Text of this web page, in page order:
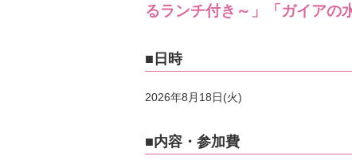
るランチ付き～」「ガイアの
■日時
2026年8月18日(火)
■内容・参加費